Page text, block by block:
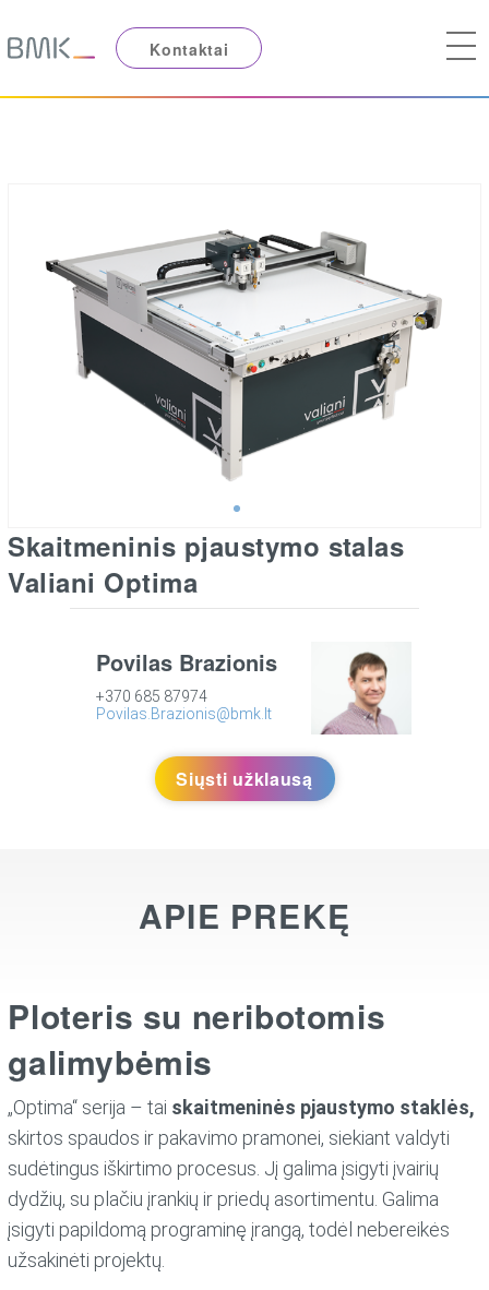
Kontaktai
Skaitmeninis pjaustymo stalas
Valiani Optima
Povilas Brazionis
+370 685 87974
Povilas.Brazionis@bmk.lt
Siųsti užklausą
APIE PREKĘ
Ploteris su neribotomis
galimybėmis
„Optima“ serija – tai skaitmeninės pjaustymo staklės,
skirtos spaudos ir pakavimo pramonei, siekiant valdyti
sudėtingus iškirtimo procesus. Jį galima įsigyti įvairių
dydžių, su plačiu įrankių ir priedų asortimentu. Galima
įsigyti papildomą programinę įrangą, todėl nebereikės
užsakinėti projektų.